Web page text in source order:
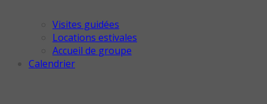
Visites guidées
Locations estivales
Accueil de groupe
Calendrier